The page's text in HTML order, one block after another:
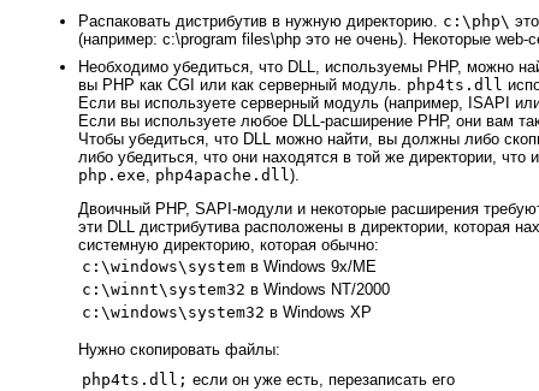
Распаковать дистрибутив в нужную директорию. c:\php\
(например: c:\program files\php это не очень). Некоторые web-
Необходимо убедиться, что DLL, используемы PHP, можно
вы PHP как CGI или как серверный модуль. php4ts.dll
Если вы используете серверный модуль (например, ISAPI
Если вы используете любое DLL-расширение РНР, они вам
Чтобы убедиться, что DLL можно найти, вы должны либо
либо убедиться, что они находятся в той же директории,
php.exe
php4apache.dll ).
Двоичный PHP, SAPI-модули и некоторые расширения
эти DLL дистрибутива расположены в директории, которая
системную директорию, которая обычно:
c:\windows\system в Windows 9x/ME
c:\winnt\system32 в Windows NT/2000
c:\windows\system32 в Windows XP
Нужно скопировать файлы:
php4ts.dll; если он уже есть, перезаписать его